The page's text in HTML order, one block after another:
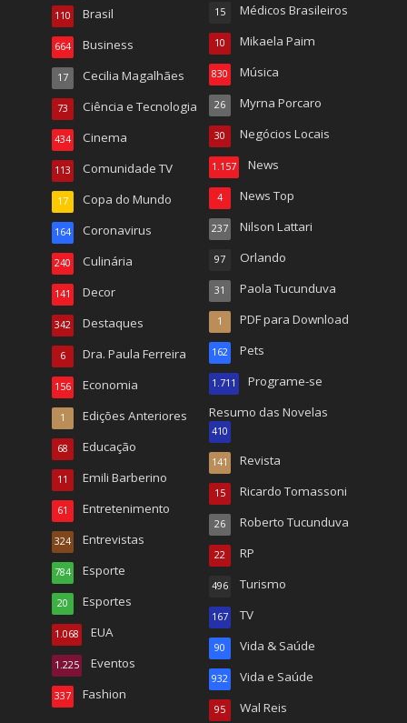
Brasil
110
Business
664
Cecilia Magalhães
17
Ciência e Tecnologia
73
Cinema
434
Comunidade TV
113
Copa do Mundo
17
Coronavirus
164
Culinária
240
Decor
141
Destaques
342
Dra. Paula Ferreira
6
Economia
156
Edições Anteriores
1
Educação
68
Emili Barberino
11
Entretenimento
61
Entrevistas
324
Esporte
784
Esportes
20
EUA
1.068
Eventos
1.225
Fashion
337
Médicos Brasileiros
15
Mikaela Paim
10
Música
830
Myrna Porcaro
26
Negócios Locais
30
News
1.157
News Top
4
Nilson Lattari
237
Orlando
97
Paola Tucunduva
31
PDF para Download
1
Pets
162
Programe-se
1.711
Resumo das Novelas
410
Revista
141
Ricardo Tomassoni
15
Roberto Tucunduva
26
RP
22
Turismo
496
TV
167
Vida & Saúde
90
Vida e Saúde
932
Wal Reis
95